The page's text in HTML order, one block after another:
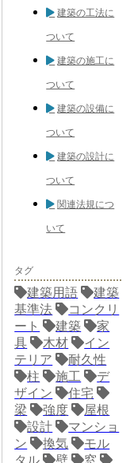
建築の工法に
ついて
建築の施工に
ついて
建築の設備に
ついて
建築の設計に
ついて
関連法規につ
いて
タグ
建築用語
建築
基準法
コンクリ
ート
建築
家
具
木材
イン
テリア
耐久性
柱
施工
デ
ザイン
住宅
梁
強度
屋根
設計
マンショ
ン
換気
モル